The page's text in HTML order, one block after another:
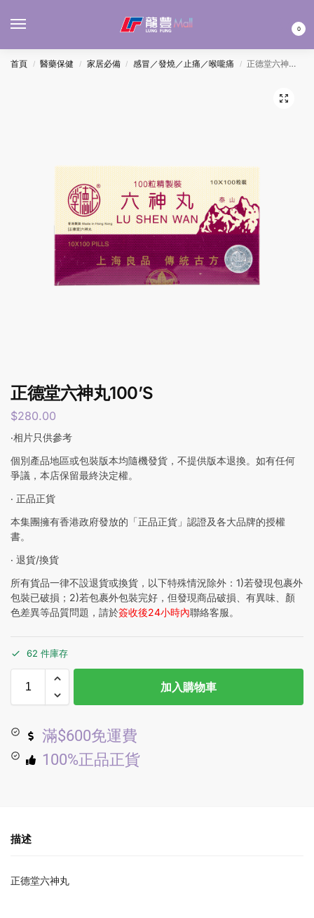
0
首頁 / 醫藥保健 / 家居必備 / 感冒／發燒／止痛／喉嚨痛 / 正德堂六神丸100’S
正德堂六神丸100’S
$280.00
‧相片只供參考
個別產品地區或包裝版本均隨機發貨，不提供版本退換。如有任何
爭議，本店保留最終決定權。
‧ 正品正貨
本集團擁有香港政府發放的「正品正貨」認證及各大品牌的授權
書。
‧ 退貨/換貨
所有貨品一律不設退貨或換貨，以下特殊情況除外：1)若發現包裹外
包裝已破損；2)若包裹外包裝完好，但發現商品破損、有異味、顏
色差異等品質問題，請於簽收後24小時內聯絡客服。
62 件庫存
加入購物車
滿$600免運費
100%正品正貨
描述
正德堂六神丸